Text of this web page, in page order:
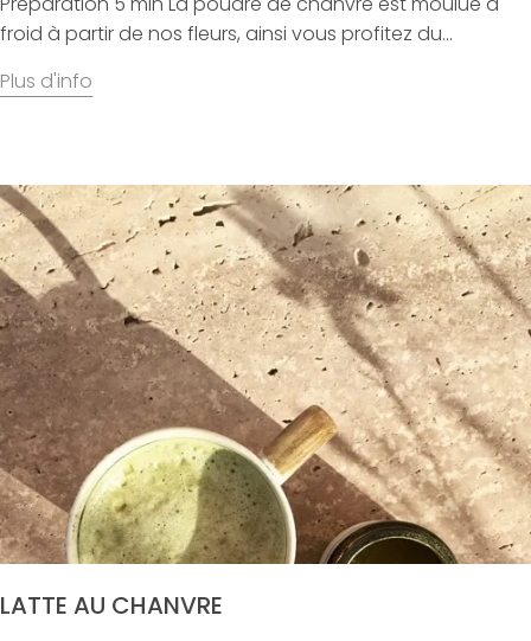
froid à partir de nos fleurs, ainsi vous profitez du...
LATTE AU CHANVRE